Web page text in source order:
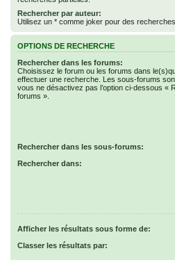
Rechercher par auteur:
Utilisez un * comme joker pour des recherches
OPTIONS DE RECHERCHE
Rechercher dans les forums:
Choisissez le forum ou les forums dans
effectuer une recherche. Les sous-forums
vous ne désactivez pas l’option ci-dessous «
forums ».
Rechercher dans les sous-forums:
Rechercher dans:
Afficher les résultats sous forme de:
Classer les résultats par: